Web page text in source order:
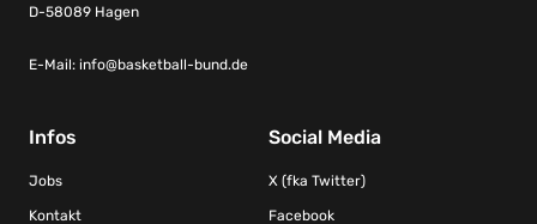
D-58089 Hagen
E-Mail: info@basketball-bund.de
Infos
Jobs
Kontakt
Social Media
X (fka Twitter)
Facebook